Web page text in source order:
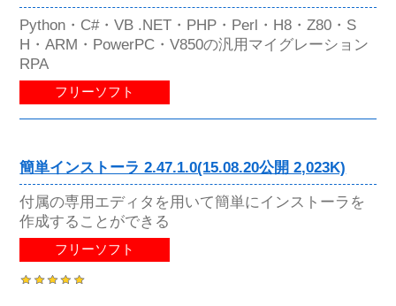
Python・C#・VB .NET・PHP・Perl・H8・Z80・S
H・ARM・PowerPC・V850の汎用マイグレーション
RPA
フリーソフト
簡単インストーラ 2.47.1.0(15.08.20公開 2,023K)
付属の専用エディタを用いて簡単にインストーラを
作成することができる
フリーソフト